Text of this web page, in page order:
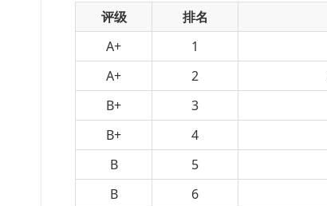
评级
排名
A+
1
A+
2
B+
3
B+
4
B
5
B
6